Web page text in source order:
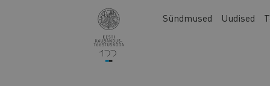
Main
Sündmused Uudised